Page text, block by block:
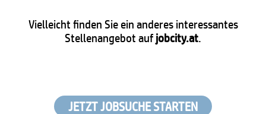
Vielleicht finden Sie ein anderes interessantes
Stellenangebot aufjobcity.at.
JETZT JOBSUCHE STARTEN